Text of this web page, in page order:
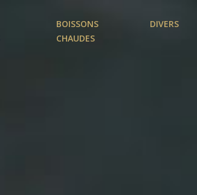
BOISSONS
CHAUDES
DIVERS